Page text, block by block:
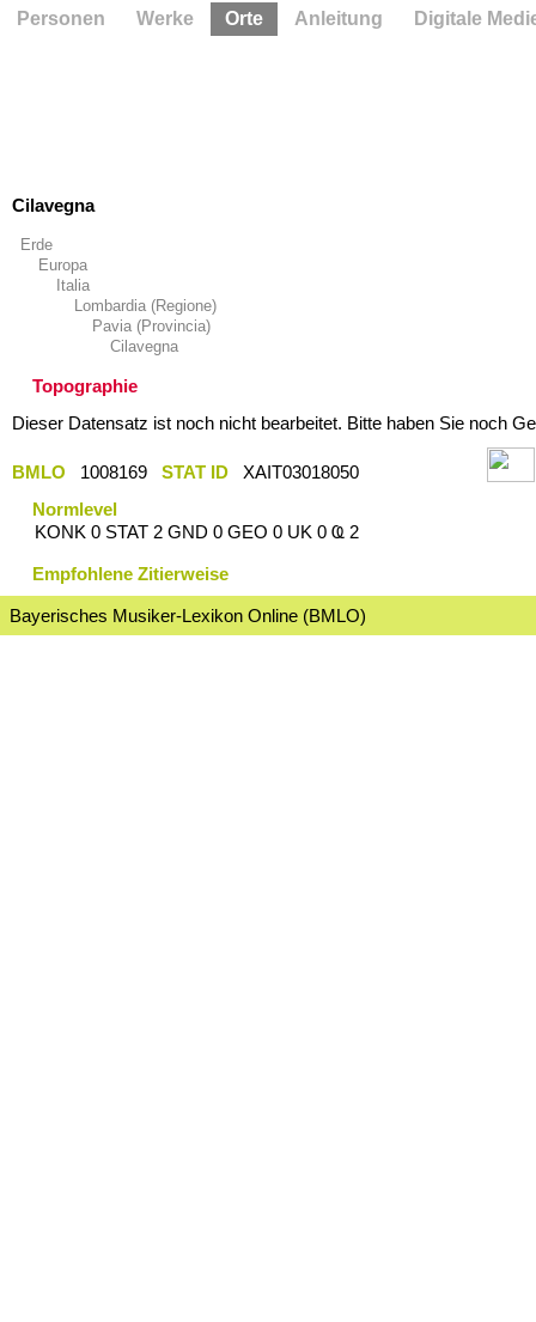
Cilavegna
Erde
Europa
Italia
Lombardia (Regione)
Pavia (Provincia)
Cilavegna
Topographie
Dieser Datensatz ist noch nicht bearbeitet. Bitte haben Sie noch
BMLO 1008169 STAT ID
XAIT03018050
Normlevel
KONK 0 STAT 2 GND 0 GEO 0 UK 0 Ҩ 2
Empfohlene Zitierweise
Bayerisches Musiker-Lexikon Online (BMLO)
Personen Werke Orte Anleitung Digitale